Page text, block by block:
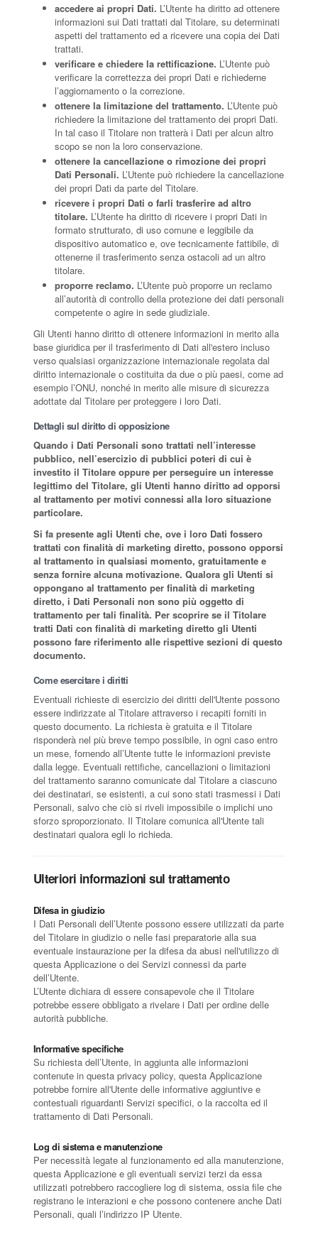
accedere ai propri Dati. L’Utente ha diritto ad ottenere
informazioni sui Dati trattati dal Titolare, su determinati
aspetti del trattamento ed a ricevere una copia dei Dati
trattati.
verificare e chiedere la rettificazione. L’Utente può
verificare la correttezza dei propri Dati e richiederne
l’aggiornamento o la correzione.
ottenere la limitazione del trattamento. L’Utente può
richiedere la limitazione del trattamento dei propri Dati.
In tal caso il Titolare non tratterà i Dati per alcun altro
scopo se non la loro conservazione.
ottenere la cancellazione o rimozione dei propri
Dati Personali. L’Utente può richiedere la cancellazione
dei propri Dati da parte del Titolare.
ricevere i propri Dati o farli trasferire ad altro
titolare. L’Utente ha diritto di ricevere i propri Dati in
formato strutturato, di uso comune e leggibile da
dispositivo automatico e, ove tecnicamente fattibile, di
ottenerne il trasferimento senza ostacoli ad un altro
titolare.
proporre reclamo. L’Utente può proporre un reclamo
all’autorità di controllo della protezione dei dati personali
competente o agire in sede giudiziale.
Gli Utenti hanno diritto di ottenere informazioni in merito alla
base giuridica per il trasferimento di Dati all'estero incluso
verso qualsiasi organizzazione internazionale regolata dal
diritto internazionale o costituita da due o più paesi, come ad
esempio l’ONU, nonché in merito alle misure di sicurezza
adottate dal Titolare per proteggere i loro Dati.
Dettagli sul diritto di opposizione
Quando i Dati Personali sono trattati nell’interesse
pubblico, nell’esercizio di pubblici poteri di cui è
investito il Titolare oppure per perseguire un interesse
legittimo del Titolare, gli Utenti hanno diritto ad opporsi
al trattamento per motivi connessi alla loro situazione
particolare.
Si fa presente agli Utenti che, ove i loro Dati fossero
trattati con finalità di marketing diretto, possono opporsi
al trattamento in qualsiasi momento, gratuitamente e
senza fornire alcuna motivazione. Qualora gli Utenti si
oppongano al trattamento per finalità di marketing
diretto, i Dati Personali non sono più oggetto di
trattamento per tali finalità. Per scoprire se il Titolare
tratti Dati con finalità di marketing diretto gli Utenti
possono fare riferimento alle rispettive sezioni di questo
documento.
Come esercitare i diritti
Eventuali richieste di esercizio dei diritti dell'Utente possono
essere indirizzate al Titolare attraverso i recapiti forniti in
questo documento. La richiesta è gratuita e il Titolare
risponderà nel più breve tempo possibile, in ogni caso entro
un mese, fornendo all’Utente tutte le informazioni previste
dalla legge. Eventuali rettifiche, cancellazioni o limitazioni
del trattamento saranno comunicate dal Titolare a ciascuno
dei destinatari, se esistenti, a cui sono stati trasmessi i Dati
Personali, salvo che ciò si riveli impossibile o implichi uno
sforzo sproporzionato. Il Titolare comunica all'Utente tali
destinatari qualora egli lo richieda.
Ulteriori informazioni sul trattamento
Difesa in giudizio
I Dati Personali dell’Utente possono essere utilizzati da parte
del Titolare in giudizio o nelle fasi preparatorie alla sua
eventuale instaurazione per la difesa da abusi nell'utilizzo di
questa Applicazione o dei Servizi connessi da parte
dell’Utente.
L’Utente dichiara di essere consapevole che il Titolare
potrebbe essere obbligato a rivelare i Dati per ordine delle
autorità pubbliche.
Informative specifiche
Su richiesta dell’Utente, in aggiunta alle informazioni
contenute in questa privacy policy, questa Applicazione
potrebbe fornire all'Utente delle informative aggiuntive e
contestuali riguardanti Servizi specifici, o la raccolta ed il
trattamento di Dati Personali.
Log di sistema e manutenzione
Per necessità legate al funzionamento ed alla manutenzione,
questa Applicazione e gli eventuali servizi terzi da essa
utilizzati potrebbero raccogliere log di sistema, ossia file che
registrano le interazioni e che possono contenere anche Dati
Personali, quali l’indirizzo IP Utente.